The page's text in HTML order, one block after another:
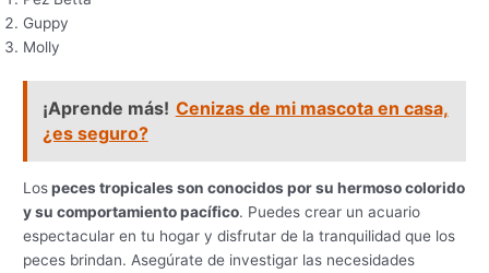
Guppy
Molly
¡Aprende más! Cenizas de mi mascota en casa,
¿es seguro?
Lospeces tropicales son conocidos por su hermoso colorido
y su comportamiento pacífico. Puedes crear un acuario
espectacular en tu hogar y disfrutar de la tranquilidad que los
peces brindan. Asegúrate de investigar las necesidades